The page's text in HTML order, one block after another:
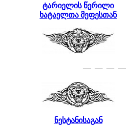
ტარიელის წერილი
ხატაელთა მეფესთან
— — —
ნესტანისაგან